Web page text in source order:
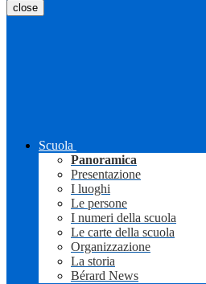
close
Scuola
Panoramica
Presentazione
I luoghi
Le persone
I numeri della scuola
Le carte della scuola
Organizzazione
La storia
Bérard News